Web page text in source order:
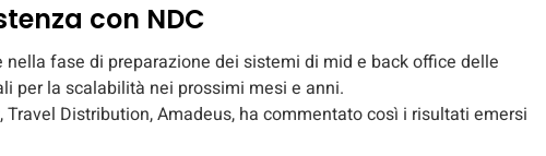
con NDC
nella fase di preparazione dei sistemi di mid e back office delle
per la scalabilità nei prossimi mesi e anni.
Distribution, Amadeus, ha commentato così i risultati emersi